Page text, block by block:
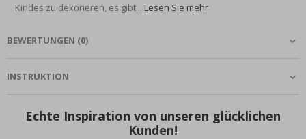
Kindes zu dekorieren, es gibt... Lesen Sie mehr
BEWERTUNGEN (0)
INSTRUKTION
Echte Inspiration von unseren glücklichen
Kunden!